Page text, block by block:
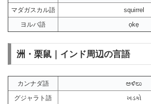
マダガスカル語
squirrel
ヨルバ語
ọkẹ
洲・栗鼠｜インド周辺の言語
カンナダ語
ಅಳಿಲು
グジャラト語
ખડકો